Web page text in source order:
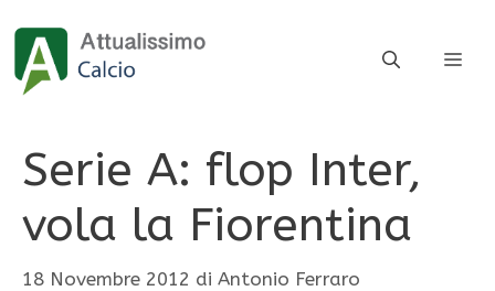
contenuto
Serie A: flop Inter,
vola la Fiorentina
18 Novembre 2012 di Antonio Ferraro